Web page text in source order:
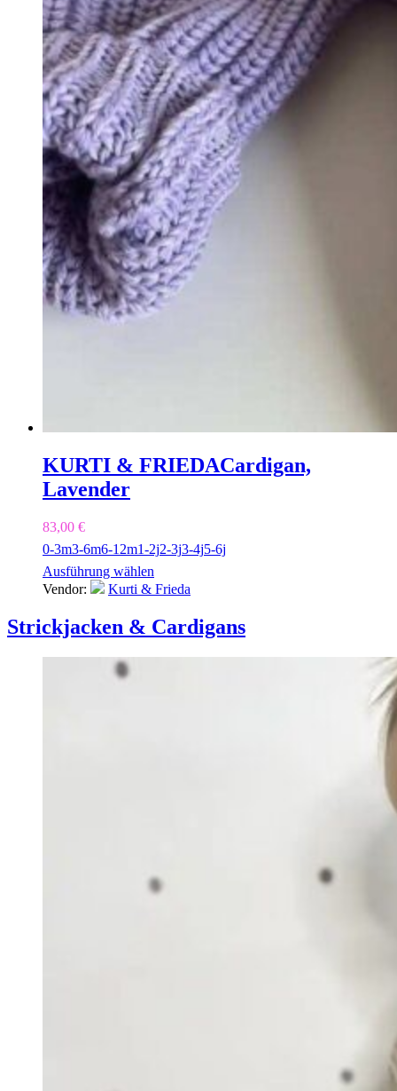
KURTI & FRIEDACardigan,
Lavender
83,00 €
0-3m3-6m6-12m1-2j2-3j3-4j5-6j
Ausführung wählen
Vendor:
Kurti & Frieda
Strickjacken & Cardigans